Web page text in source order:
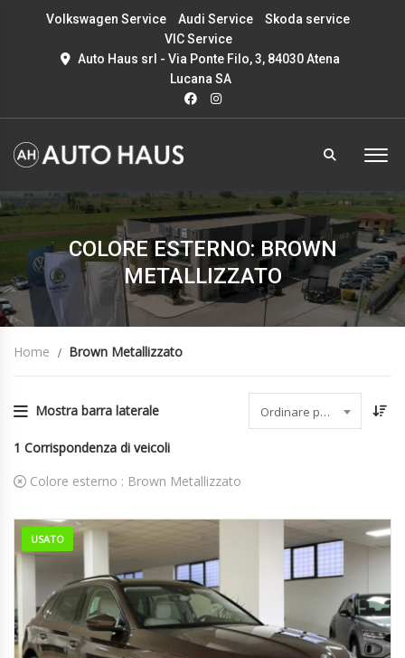
Volkswagen Service Audi Service
Skoda service
VIC Service
Auto Haus srl - Via Ponte Filo, 3, 84030 Atena
Lucana SA
COLORE ESTERNO: BROWN
METALLIZZATO
Home Brown Metallizzato
Mostra barra laterale Ordinare per data
1 Corrispondenza di veicoli
Colore esterno : Brown Metallizzato
USATO